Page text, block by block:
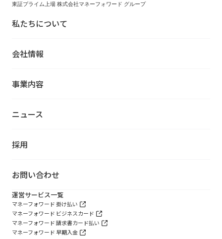
東証プライム上場 株式会社マネーフォワード グループ
私たちについて
会社情報
事業内容
ニュース
採用
お問い合わせ
運営サービス一覧
マネーフォワード 掛け払い
マネーフォワード ビジネスカード
マネーフォワード 請求書カード払い
マネーフォワード 早期入金